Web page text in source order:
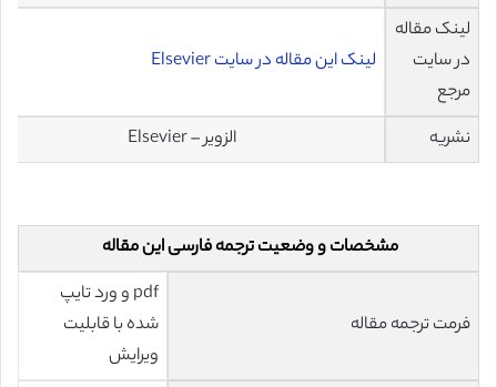
لینک مقاله
در سایت
مرجع
لینک این مقاله در سایت Elsevier
نشریه الزویر – Elsevier
مشخصات و وضعیت ترجمه فارسی این مقاله
فرمت ترجمه مقاله
pdf و ورد تایپ
شده با قابلیت
ویرایش